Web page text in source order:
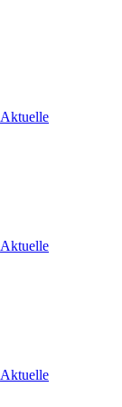
Aktuelle
Aktuelle
Aktuelle